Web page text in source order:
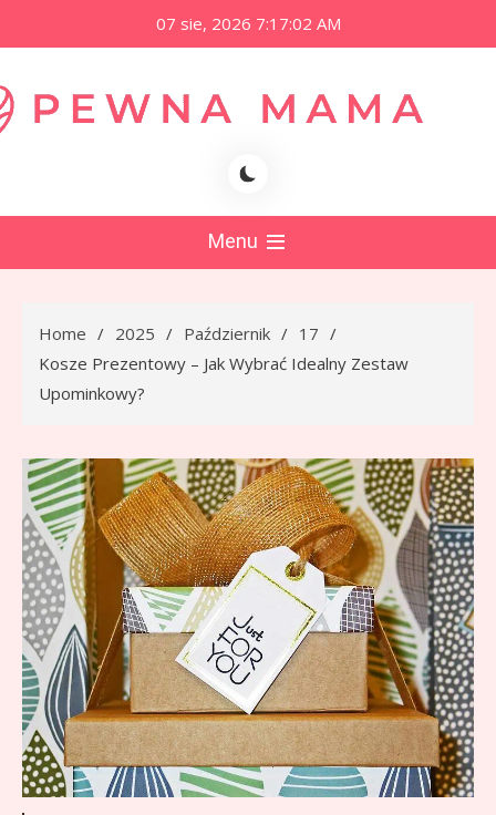
to
07 sie, 2026 7:17:02 AM
Menu
Home 2025 Październik
17
Kosze Prezentowy – Jak Wybrać Idealny Zestaw
Upominkowy?